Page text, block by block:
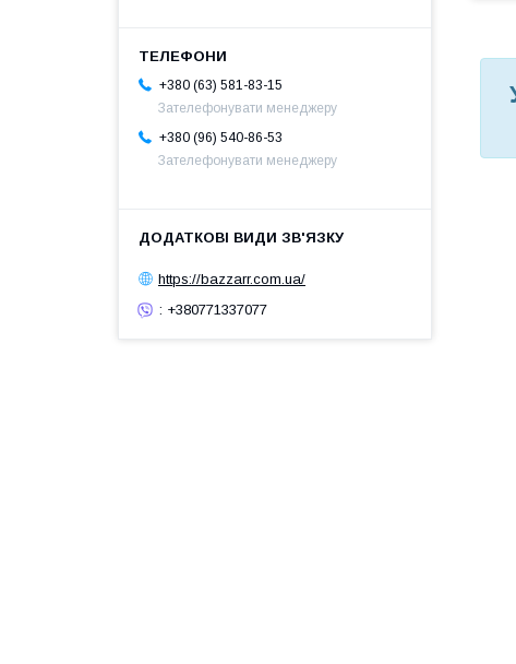
+380 (63) 581-83-15
Зателефонувати менеджеру
+380 (96) 540-86-53
Зателефонувати менеджеру
https://bazzarr.com.ua/
: +380771337077